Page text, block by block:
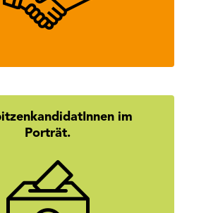
mehr erfahren
im
Porträt.
hinter den Namen? Hier
den Homestories unserer
SpitzenkandidatInnen.